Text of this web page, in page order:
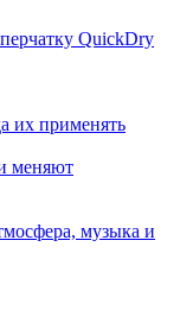
QuickDry
их применять
меняют
музыка и